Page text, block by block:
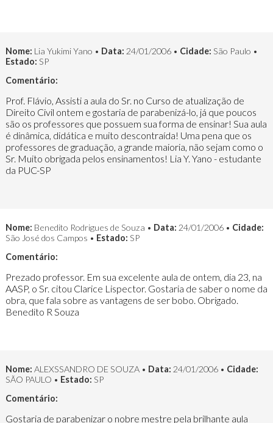
Nome: Lia Yukimi Yano • Data: 24/01/2006 • Cidade: São Paulo •
Estado: SP
Comentário:
Prof. Flávio, Assisti a aula do Sr. no Curso de atualização de
Direito Civil ontem e gostaria de parabenizá-lo, já que poucos
são os professores que possuem sua forma de ensinar! Sua aula
é dinâmica, didática e muito descontraída! Uma pena que os
professores de graduação, a grande maioria, não sejam como o
Sr. Muito obrigada pelos ensinamentos! Lia Y. Yano - estudante
da PUC-SP
Nome: Benedito Rodrigues de Souza • Data: 24/01/2006 • Cidade:
São José dos Campos • Estado: SP
Comentário:
Prezado professor. Em sua excelente aula de ontem, dia 23, na
AASP, o Sr. citou Clarice Lispector. Gostaria de saber o nome da
obra, que fala sobre as vantagens de ser bobo. Obrigado.
Benedito R Souza
Nome: ALEXSSANDRO DE SOUZA • Data: 24/01/2006 • Cidade:
SÃO PAULO • Estado: SP
Comentário:
Gostaria de parabenizar o nobre mestre pela brilhante aula